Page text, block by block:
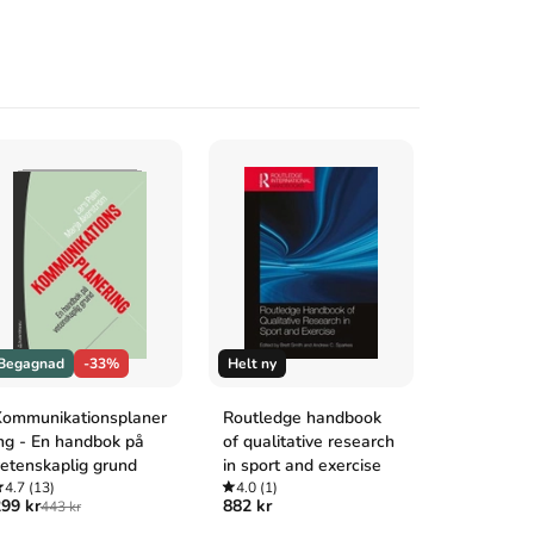
-33%
- En handbok på
grund
4.7(13)
kr443 kr
Helt ny
Routledge handbook
of qualitative research
in sport and exercise
4.0 (1)
882 kr